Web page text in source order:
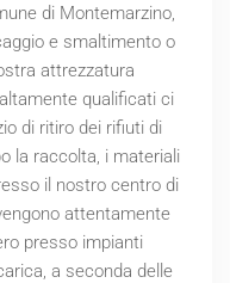
di Montemarzino,
e smaltimento o
attrezzatura
qualificati ci
di ritiro dei rifiuti di
la raccolta, i materiali
il nostro centro di
attentamente
presso impianti
a seconda delle